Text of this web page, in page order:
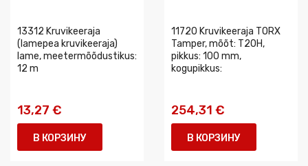
13312 Kruvikeeraja
(lamepea kruvikeeraja)
lame, meetermõõdustikus:
12 m
13,27 €
В КОРЗИНУ
11720 Kruvikeeraja TORX
Tamper, mõõt: T20H,
pikkus: 100 mm,
kogupikkus:
254,31 €
В КОРЗИНУ